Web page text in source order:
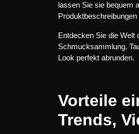
lassen Sie sie bequem
Entdecken Sie die Welt
Schmucksammlung.
Look perfekt abrunden.
Vorteile
Trends,